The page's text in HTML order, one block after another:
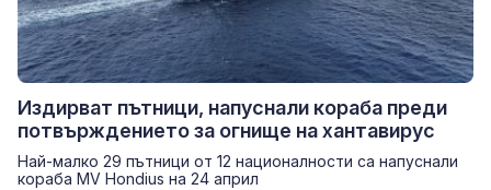
Издирват пътници, напуснали кораба преди
потвърждението за огнище на хантавирус
Най-малко 29 пътници от 12 националности са напуснали
кораба MV Hondius на 24 април